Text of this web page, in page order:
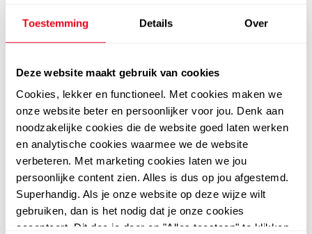
Toestemming Details Over
Deze website maakt gebruik van cookies
Cookies, lekker en functioneel. Met cookies maken we
onze website beter en persoonlijker voor jou. Denk aan
noodzakelijke cookies die de website goed laten werken
en analytische cookies waarmee we de website
verbeteren. Met marketing cookies laten we jou
persoonlijke content zien. Alles is dus op jou afgestemd.
Superhandig. Als je onze website op deze wijze wilt
gebruiken, dan is het nodig dat je onze cookies
accepteert. Dit doe je door op "Alles toestaan" te klikken.